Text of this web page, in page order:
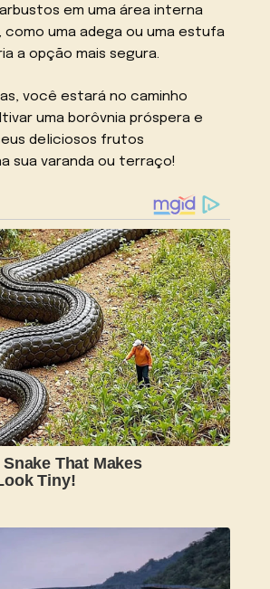
em uma área interna
como uma adega ou uma estufa
a opção mais segura.
você estará no caminho
uma borôvnia próspera e
deliciosos frutos
sua varanda ou terraço!